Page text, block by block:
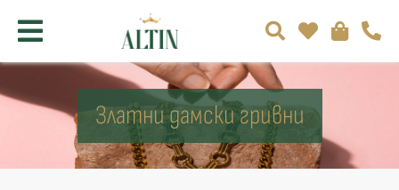
Златни дамски гривни